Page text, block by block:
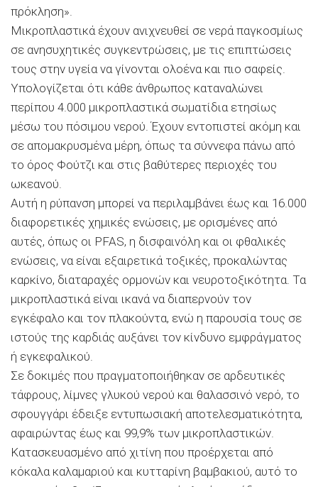
πρόκληση».
Μικροπλαστικά έχουν ανιχνευθεί σε νερά παγκοσμίως
σε ανησυχητικές συγκεντρώσεις, με τις επιπτώσεις
τους στην υγεία να γίνονται ολοένα και πιο σαφείς.
Υπολογίζεται ότι κάθε άνθρωπος καταναλώνει
περίπου 4.000 μικροπλαστικά σωματίδια ετησίως
μέσω του πόσιμου νερού. Έχουν εντοπιστεί ακόμη και
σε απομακρυσμένα μέρη, όπως τα σύννεφα πάνω από
το όρος Φούτζι και στις βαθύτερες περιοχές του
ωκεανού.
Αυτή η ρύπανση μπορεί να περιλαμβάνει έως και 16.000
διαφορετικές χημικές ενώσεις, με ορισμένες από
αυτές, όπως οι PFAS, η δισφαινόλη και οι φθαλικές
ενώσεις, να είναι εξαιρετικά τοξικές, προκαλώντας
καρκίνο, διαταραχές ορμονών και νευροτοξικότητα. Τα
μικροπλαστικά είναι ικανά να διαπερνούν τον
εγκέφαλο και τον πλακούντα, ενώ η παρουσία τους σε
ιστούς της καρδιάς αυξάνει τον κίνδυνο εμφράγματος
ή εγκεφαλικού.
Σε δοκιμές που πραγματοποιήθηκαν σε αρδευτικές
τάφρους, λίμνες γλυκού νερού και θαλασσινό νερό, το
σφουγγάρι έδειξε εντυπωσιακή αποτελεσματικότητα,
αφαιρώντας έως και 99,9% των μικροπλαστικών.
Κατασκευασμένο από χιτίνη που προέρχεται από
κόκαλα καλαμαριού και κυτταρίνη βαμβακιού, αυτό το